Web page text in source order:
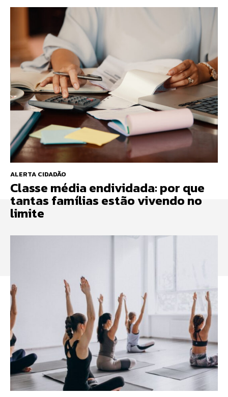
ALERTA CIDADÃO
Classe média endividada: por que
tantas famílias estão vivendo no
limite